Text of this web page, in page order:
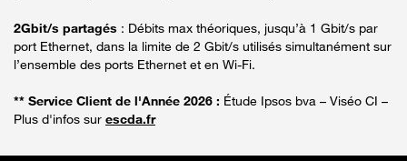
2Gbit/s partagés : Débits max théoriques, jusqu’à 1 Gbit/s par
port Ethernet, dans la limite de 2 Gbit/s utilisés simultanément sur
l’ensemble des ports Ethernet et en Wi-Fi.
** Service Client de l'Année 2026 : Étude Ipsos bva – Viséo CI –
Plus d'infos sur escda.fr